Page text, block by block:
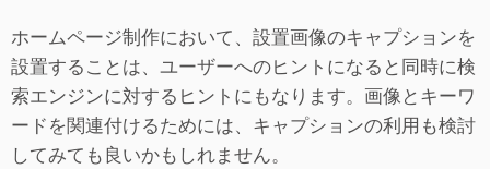
ホームページ制作において、設置画像のキャプションを
設置することは、ユーザーへのヒントになると同時に検
索エンジンに対するヒントにもなります。画像とキーワ
ードを関連付けるためには、キャプションの利用も検討
してみても良いかもしれません。